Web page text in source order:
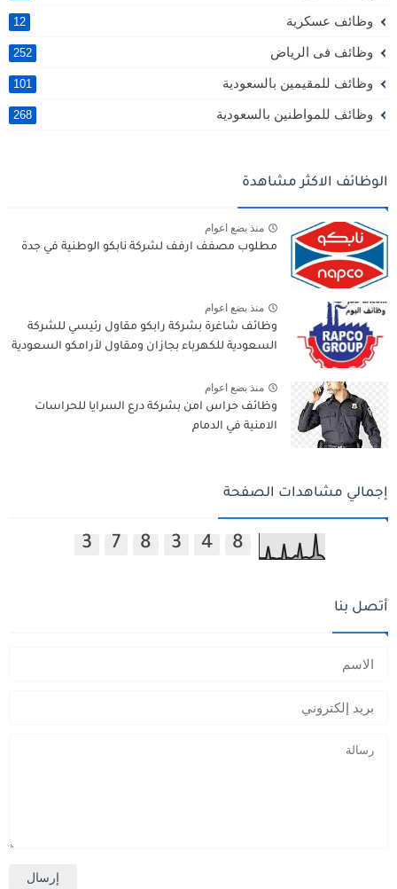
وظائف عسكرية 12
وظائف فى الرياض 252
وظائف للمقيمين بالسعودية 101
وظائف للمواطنين بالسعودية 268
الوظائف الاكثر مشاهدة
منذ بضع اعوام
مطلوب مصفف ارفف لشركة نابكو الوطنية في جدة
منذ بضع اعوام
وظائف شاغرة بشركة رابكو مقاول رئيسي للشركة
السعودية للكهرباء بجازان ومقاول لأرامكو السعودية
منذ بضع اعوام
وظائف حراس امن بشركة درع السرايا للحراسات
الامنية في الدمام
إجمالي مشاهدات الصفحة
3 7 8 3 4 8
أتصل بنا